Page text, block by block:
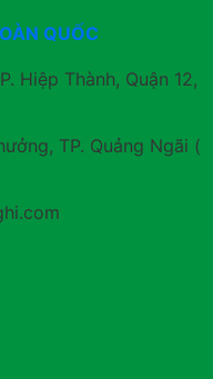
QUỐC
Hiệp Thành, Quận 12,
TP. Quảng Ngãi (